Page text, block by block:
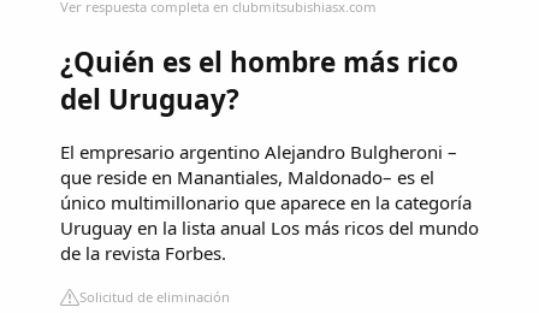
Ver respuesta completa en clubmitsubishiasx.com
¿Quién es el hombre más rico
del Uruguay?
El empresario argentino Alejandro Bulgheroni –
que reside en Manantiales, Maldonado– es el
único multimillonario que aparece en la categoría
Uruguay en la lista anual Los más ricos del mundo
de la revista Forbes.
Solicitud de eliminación